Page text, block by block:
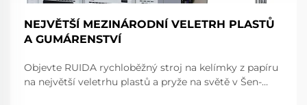
NEJVĚTŠÍ MEZINÁRODNÍ VELETRH PLASTŮ
A GUMÁRENSTVÍ
Objevte RUIDA rychloběžný stroj na kelímky z papíru
na největší veletrhu plastů a pryže na světě v Šen-